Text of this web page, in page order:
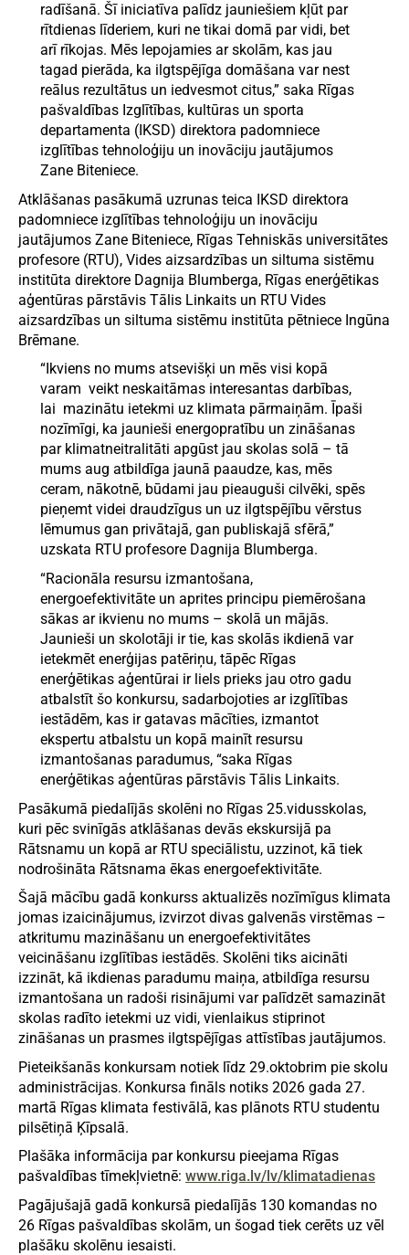
radīšanā. Šī iniciatīva palīdz jauniešiem kļūt par
rītdienas līderiem, kuri ne tikai domā par vidi, bet
arī rīkojas. Mēs lepojamies ar skolām, kas jau
tagad pierāda, ka ilgtspējīga domāšana var nest
reālus rezultātus un iedvesmot citus,” saka Rīgas
pašvaldības Izglītības, kultūras un sporta
departamenta (IKSD) direktora padomniece
izglītības tehnoloģiju un inovāciju jautājumos
Zane Biteniece.
Atklāšanas pasākumā uzrunas teica IKSD direktora
padomniece izglītības tehnoloģiju un inovāciju
jautājumos Zane Biteniece, Rīgas Tehniskās universitātes
profesore (RTU), Vides aizsardzības un siltuma sistēmu
institūta direktore Dagnija Blumberga, Rīgas enerģētikas
aģentūras pārstāvis Tālis Linkaits un RTU Vides
aizsardzības un siltuma sistēmu institūta pētniece Ingūna
Brēmane.
“Ikviens no mums atsevišķi un mēs visi kopā
varam veikt neskaitāmas interesantas darbības,
lai mazinātu ietekmi uz klimata pārmaiņām. Īpaši
nozīmīgi, ka jaunieši energopratību un zināšanas
par klimatneitralitāti apgūst jau skolas solā – tā
mums aug atbildīga jaunā paaudze, kas, mēs
ceram, nākotnē, būdami jau pieauguši cilvēki, spēs
pieņemt videi draudzīgus un uz ilgtspējību vērstus
lēmumus gan privātajā, gan publiskajā sfērā,”
uzskata RTU profesore Dagnija Blumberga.
“Racionāla resursu izmantošana,
energoefektivitāte un aprites principu piemērošana
sākas ar ikvienu no mums – skolā un mājās.
Jaunieši un skolotāji ir tie, kas skolās ikdienā var
ietekmēt enerģijas patēriņu, tāpēc Rīgas
enerģētikas aģentūrai ir liels prieks jau otro gadu
atbalstīt šo konkursu, sadarbojoties ar izglītības
iestādēm, kas ir gatavas mācīties, izmantot
ekspertu atbalstu un kopā mainīt resursu
izmantošanas paradumus, “saka Rīgas
enerģētikas aģentūras pārstāvis Tālis Linkaits.
Pasākumā piedalījās skolēni no Rīgas 25.vidusskolas,
kuri pēc svinīgās atklāšanas devās ekskursijā pa
Rātsnamu un kopā ar RTU speciālistu, uzzinot, kā tiek
nodrošināta Rātsnama ēkas energoefektivitāte.
Šajā mācību gadā konkurss aktualizēs nozīmīgus klimata
jomas izaicinājumus, izvirzot divas galvenās virstēmas –
atkritumu mazināšanu un energoefektivitātes
veicināšanu izglītības iestādēs. Skolēni tiks aicināti
izzināt, kā ikdienas paradumu maiņa, atbildīga resursu
izmantošana un radoši risinājumi var palīdzēt samazināt
skolas radīto ietekmi uz vidi, vienlaikus stiprinot
zināšanas un prasmes ilgtspējīgas attīstības jautājumos.
Pieteikšanās konkursam notiek līdz 29.oktobrim pie skolu
administrācijas. Konkursa fināls notiks 2026 gada 27.
martā Rīgas klimata festivālā, kas plānots RTU studentu
pilsētiņā Ķīpsalā.
Plašāka informācija par konkursu pieejama Rīgas
pašvaldības tīmekļvietnē: www.riga.lv/lv/klimatadienas
Pagājušajā gadā konkursā piedalījās 130 komandas no
26 Rīgas pašvaldības skolām, un šogad tiek cerēts uz vēl
plašāku skolēnu iesaisti.